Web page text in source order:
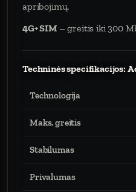
apribojimų.
4G+ SIM– greitis iki 300
Techninės specifikacijos:
Technologija
Maks. greitis
Stabilumas
Privalumas